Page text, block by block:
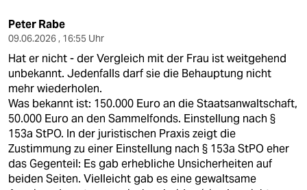
Peter Rabe
09.06.2026 , 16:55 Uhr
Hat er nicht - der Vergleich mit der Frau ist weitgehend
unbekannt. Jedenfalls darf sie die Behauptung nicht
mehr wiederholen.
Was bekannt ist: 150.000 Euro an die Staatsanwaltschaft,
50.000 Euro an den Sammelfonds. Einstellung nach §
153a StPO. In der juristischen Praxis zeigt die
Zustimmung zu einer Einstellung nach § 153a StPO eher
das Gegenteil: Es gab erhebliche Unsicherheiten auf
beiden Seiten. Vielleicht gab es eine gewaltsame